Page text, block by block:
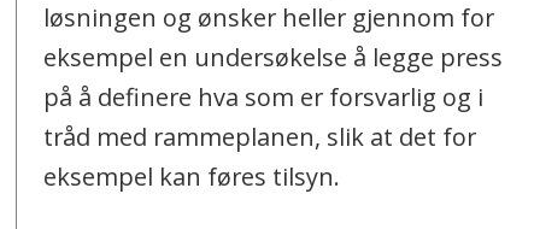
løsningen og ønsker heller gjennom for
eksempel en undersøkelse å legge press
på å definere hva som er forsvarlig og i
tråd med rammeplanen, slik at det for
eksempel kan føres tilsyn.